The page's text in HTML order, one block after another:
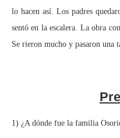
lo hacen así. Los padres
sentó en la escalera. La obra
Se rieron mucho y pasaron una
1) ¿A dónde fue la familia